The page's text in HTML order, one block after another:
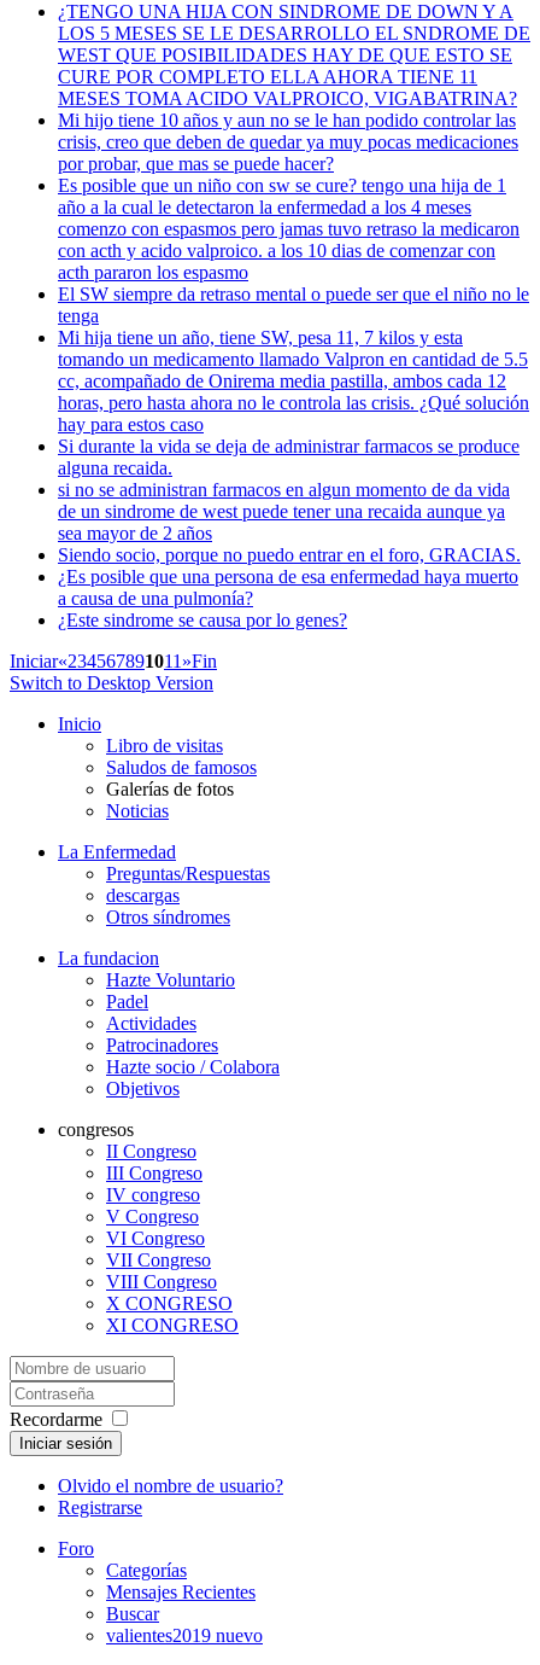
¿TENGO UNA HIJA CON SINDROME DE DOWN Y A
LOS 5 MESES SE LE DESARROLLO EL SNDROME DE
WEST QUE POSIBILIDADES HAY DE QUE ESTO SE
CURE POR COMPLETO ELLA AHORA TIENE 11
MESES TOMA ACIDO VALPROICO, VIGABATRINA?
Mi hijo tiene 10 años y aun no se le han podido controlar las
crisis, creo que deben de quedar ya muy pocas medicaciones
por probar, que mas se puede hacer?
Es posible que un niño con sw se cure? tengo una hija de 1
año a la cual le detectaron la enfermedad a los 4 meses
comenzo con espasmos pero jamas tuvo retraso la medicaron
con acth y acido valproico. a los 10 dias de comenzar con
acth pararon los espasmo
El SW siempre da retraso mental o puede ser que el niño no le
tenga
Mi hija tiene un año, tiene SW, pesa 11, 7 kilos y esta
tomando un medicamento llamado Valpron en cantidad de 5.5
cc, acompañado de Onirema media pastilla, ambos cada 12
horas, pero hasta ahora no le controla las crisis. ¿Qué solución
hay para estos caso
Si durante la vida se deja de administrar farmacos se produce
alguna recaida.
si no se administran farmacos en algun momento de da vida
de un sindrome de west puede tener una recaida aunque ya
sea mayor de 2 años
Siendo socio, porque no puedo entrar en el foro, GRACIAS.
¿Es posible que una persona de esa enfermedad haya muerto
a causa de una pulmonía?
¿Este sindrome se causa por lo genes?
Iniciar«234567891011»Fin
Switch to Desktop Version
Inicio
Libro de visitas
Saludos de famosos
Galerías de fotos
Noticias
La Enfermedad
Preguntas/Respuestas
descargas
Otros síndromes
La fundacion
Hazte Voluntario
Padel
Actividades
Patrocinadores
Hazte socio / Colabora
Objetivos
congresos
II Congreso
III Congreso
IV congreso
V Congreso
VI Congreso
VII Congreso
VIII Congreso
X CONGRESO
XI CONGRESO
Recordarme
Iniciar sesión
Olvido el nombre de usuario?
Registrarse
Foro
Categorías
Mensajes Recientes
Buscar
valientes2019 nuevo